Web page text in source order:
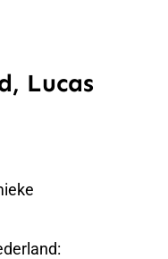
Lucas